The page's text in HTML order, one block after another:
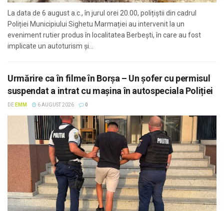
La data de 6 august a.c., în jurul orei 20.00, polițiștii din cadrul
Poliției Municipiului Sighetu Marmației au intervenit la un
eveniment rutier produs în localitatea Berbești, în care au fost
implicate un autoturism și...
Urmărire ca în filme în Borșa – Un șofer cu permisul
suspendat a intrat cu mașina în autospeciala Poliției
DE EMM 6 AUGUST 2026 0